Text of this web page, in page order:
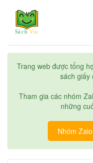
Trang web được tổng
sách giấy
Tham gia các nhóm
những
Nhóm Zalo